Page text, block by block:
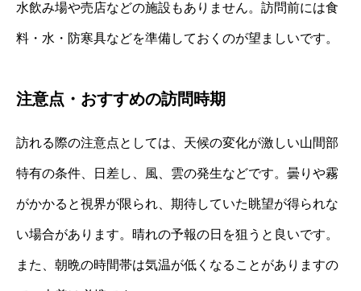
水飲み場や売店などの施設もありません。訪問前には食
料・水・防寒具などを準備しておくのが望ましいです。
注意点・おすすめの訪問時期
訪れる際の注意点としては、天候の変化が激しい山間部
特有の条件、日差し、風、雲の発生などです。曇りや霧
がかかると視界が限られ、期待していた眺望が得られな
い場合があります。晴れの予報の日を狙うと良いです。
また、朝晩の時間帯は気温が低くなることがありますの